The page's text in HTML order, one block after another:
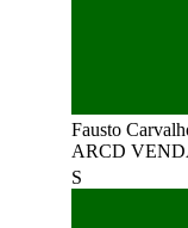
Fausto
ARCD
S